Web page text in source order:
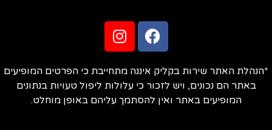
האתר שירות בקליק איננה מתחייבת כי הפרטים המופיעים
באתר הם נכונים, ויש לזכור כי עלולות ליפול טעויות בנתונים
המופיעים באתר ואין להסתמך עליהם באופן מוחלט.